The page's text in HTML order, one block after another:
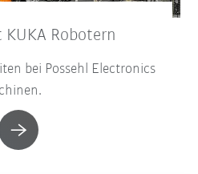
KUKA Robotern
bei Possehl Electronics